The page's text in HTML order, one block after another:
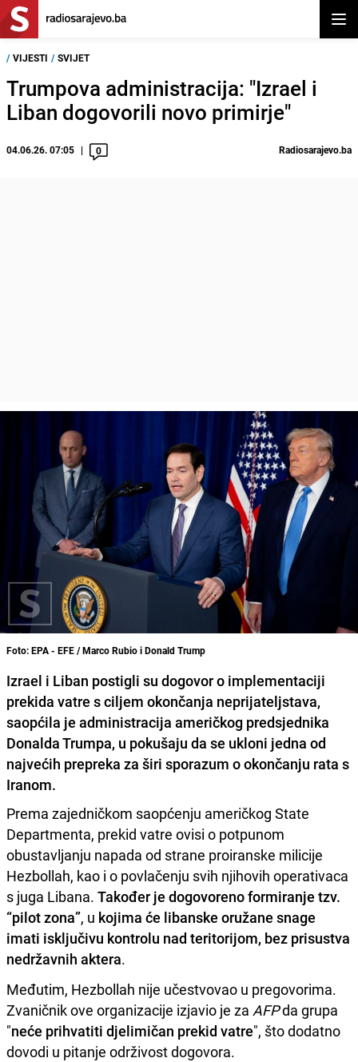
/ VIJESTI / SVIJET
Trumpova administracija: "Izrael i
Liban dogovorili novo primirje"
04.06.26. 07:05 0 Radiosarajevo.ba
Foto: EPA - EFE / Marco Rubio i Donald Trump
Izrael i Liban postigli su dogovor o implementaciji
prekida vatre s ciljem okončanja neprijateljstava,
saopćila je administracija američkog predsjednika
Donalda Trumpa, u pokušaju da se ukloni jedna od
najvećih prepreka za širi sporazum o okončanju rata s
Iranom.
Prema zajedničkom saopćenju američkog State
Departmenta, prekid vatre ovisi o potpunom
obustavljanju napada od strane proiranske milicije
Hezbollah, kao i o povlačenju svih njihovih operativaca
s juga Libana. Također je dogovoreno formiranje tzv.
“pilot zona”, u kojima će libanske oružane snage
imati isključivu kontrolu nad teritorijom, bez prisustva
nedržavnih aktera.
Međutim, Hezbollah nije učestvovao u pregovorima.
Zvaničnik ove organizacije izjavio je za AFPda grupa
"neće prihvatiti djelimičan prekid vatre", što dodatno
dovodi u pitanje održivost dogovora.